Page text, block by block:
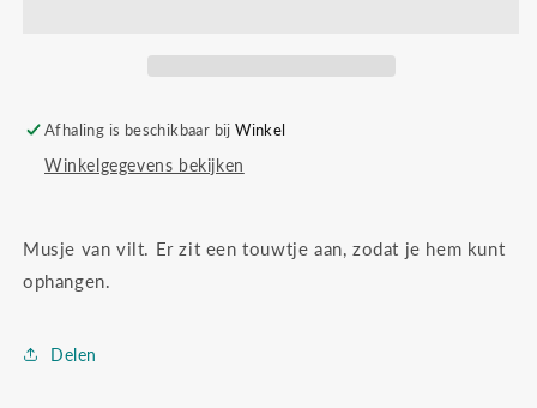
Afhaling is beschikbaar bijWinkel
Winkelgegevens bekijken
Musje van vilt. Er zit een touwtje aan, zodat je hem kunt
ophangen.
Delen